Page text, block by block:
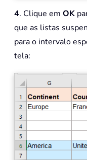
4. Clique em OK
que as listas
para o intervalo
tela: